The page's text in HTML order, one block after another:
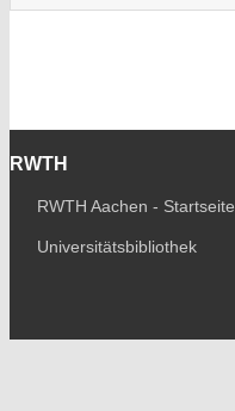
RWTH
RWTH Aachen - Startseite
Universitätsbibliothek